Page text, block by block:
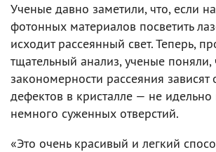
Ученые давно заметили, что, если
фотонных материалов посветить
исходит рассеянный свет. Теперь,
тщательный анализ, ученые поняли,
закономерности рассеяния
дефектов в кристалле — не идельно
немного суженных отверстий.
«Это очень красивый и легкий